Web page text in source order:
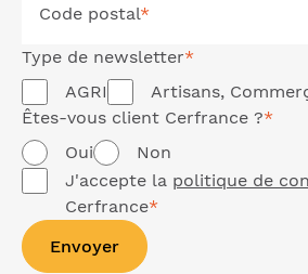
Code postal*
Type de newsletter*
AGRI
Artisans,
Êtes-vous client Cerfrance ?*
Oui
Non
J'accepte la politique de
Cerfrance*
Envoyer